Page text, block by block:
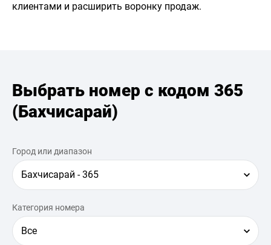
клиентами и расширить воронку продаж.
Выбрать номер с кодом 365
(Бахчисарай)
Город или диапазон
Бахчисарай - 365
Категория номера
Все